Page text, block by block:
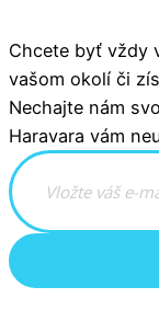
Chcete byť vždy
vašom okolí či
Nechajte nám
Haravara vám